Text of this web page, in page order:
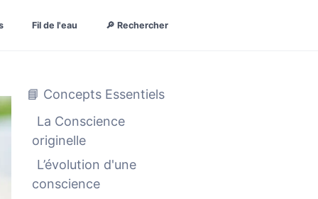
Fil de l'eau 🔎 Rechercher
📘 Concepts Essentiels
La Conscience
originelle
L’évolution d'une
conscience